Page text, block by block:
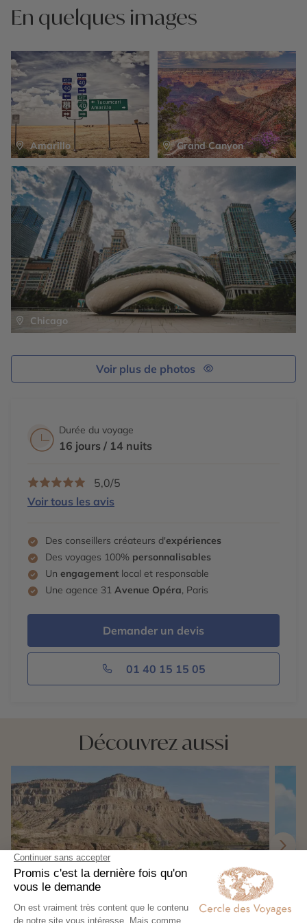
En quelques images
Chicago
Amarillo Grand Canyon
Voir plus de photos
Durée du voyage
16 jours / 14 nuits
5,0/5
Voir tous les avis
Des conseillers créateurs d'expériences
Des voyages 100% personnalisables
Un engagement local et responsable
Une agence 31 Avenue Opéra, Paris
Demander un devis
01 40 15 15 05
Découvrez aussi